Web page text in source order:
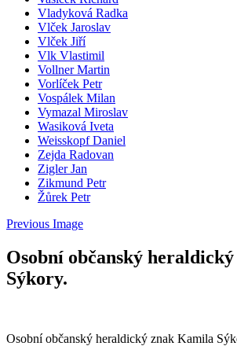
Vladyková Radka
Vlček Jaroslav
Vlček Jiří
Vlk Vlastimil
Vollner Martin
Vorlíček Petr
Vospálek Milan
Vymazal Miroslav
Wasiková Iveta
Weisskopf Daniel
Zejda Radovan
Zigler Jan
Zikmund Petr
Žůrek Petr
Previous Image
Osobní občanský
Sýkory.
Osobní občanský heraldický znak Kamila